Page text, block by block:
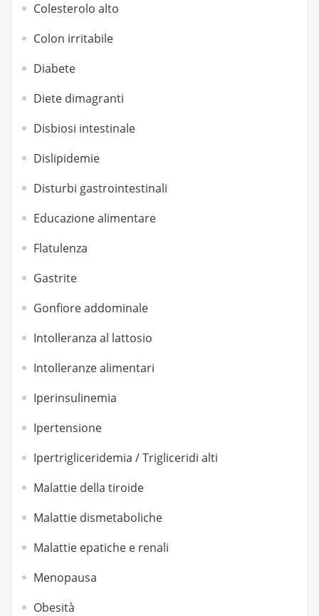
Colesterolo alto
Colon irritabile
Diabete
Diete dimagranti
Disbiosi intestinale
Dislipidemie
Disturbi gastrointestinali
Educazione alimentare
Flatulenza
Gastrite
Gonfiore addominale
Intolleranza al lattosio
Intolleranze alimentari
Iperinsulinemia
Ipertensione
Ipertrigliceridemia / Trigliceridi alti
Malattie della tiroide
Malattie dismetaboliche
Malattie epatiche e renali
Menopausa
Obesità